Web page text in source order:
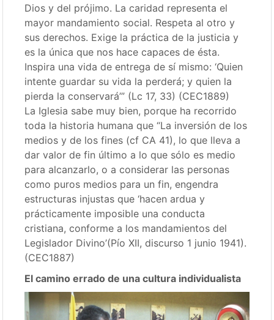
Dios y del prójimo. La caridad representa el
mayor mandamiento social. Respeta al otro y
sus derechos. Exige la práctica de la justicia y
es la única que nos hace capaces de ésta.
Inspira una vida de entrega de sí mismo: ‘Quien
intente guardar su vida la perderá; y quien la
pierda la conservará’” (Lc 17, 33) (CEC1889)
La Iglesia sabe muy bien, porque ha recorrido
toda la historia humana que “La inversión de los
medios y de los fines (cf CA 41), lo que lleva a
dar valor de fin último a lo que sólo es medio
para alcanzarlo, o a considerar las personas
como puros medios para un fin, engendra
estructuras injustas que ‘hacen ardua y
prácticamente imposible una conducta
cristiana, conforme a los mandamientos del
Legislador Divino’(Pío XII, discurso 1 junio 1941).
(CEC1887)
El camino errado de una cultura individualista